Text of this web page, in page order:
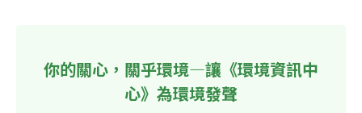
你的關心，關乎環境—讓《環境資訊中
心》為環境發聲